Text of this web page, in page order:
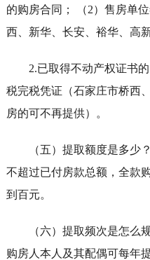
的购房合同； （2）售房单
西、新华、长安、裕华、高
2.已取得不动产权证书
税完税凭证（石家庄市桥西
房的可不再提供）。
（五）提取额度是多少
不超过已付房款总额，全款
到百元。
（六）提取频次是怎么
购房人本人及其配偶可每年